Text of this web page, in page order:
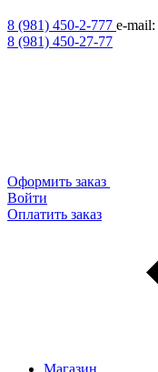
8 (981) 450-2-777 e-mail:
8 (981) 450-27-77
Оформить заказ
Войти
Оплатить заказ
Магазин